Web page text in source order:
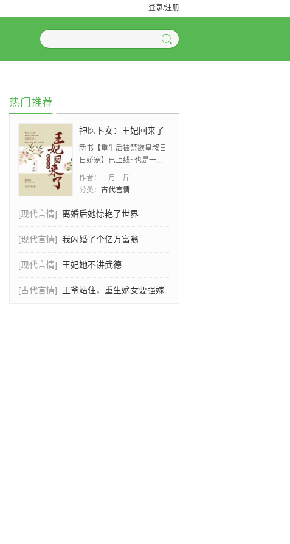
登录/注册
热门推荐
神医卜女：王妃回来了
新书【重生后被禁欲皇叔日
日娇宠】已上线~也是一...
作者： 一月一斤
分类： 古代言情
[现代言情] 离婚后她惊艳了世界
[现代言情] 我闪婚了个亿万富翁
[现代言情] 王妃她不讲武德
[古代言情] 王爷站住，重生嫡女要强嫁